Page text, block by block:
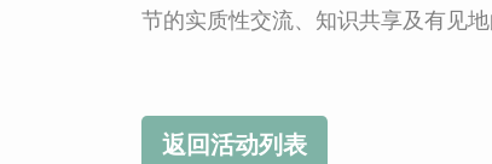
节的实质性交流、知识共享及有见地
返回活动列表